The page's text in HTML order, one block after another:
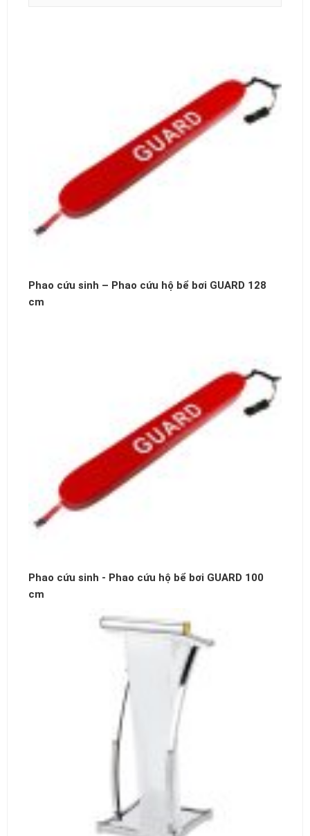
Phao cứu sinh – Phao cứu hộ bể bơi GUARD 128
cm
Phao cứu sinh - Phao cứu hộ bể bơi GUARD 100
cm